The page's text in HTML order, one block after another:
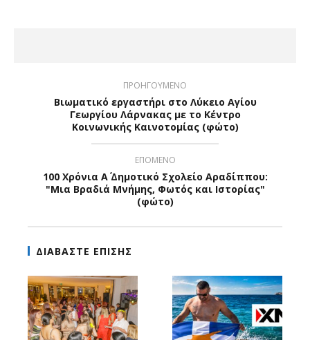
ΠΡΟΗΓΟΥΜΕΝΟ
Βιωματικό εργαστήρι στο Λύκειο Αγίου
Γεωργίου Λάρνακας με το Κέντρο
Κοινωνικής Καινοτομίας (φώτο)
ΕΠΟΜΕΝΟ
100 Χρόνια Α΄ Δημοτικό Σχολείο Αραδίππου:
"Μια Βραδιά Μνήμης, Φωτός και Ιστορίας"
(φώτο)
ΔΙΑΒΑΣΤΕ ΕΠΙΣΗΣ